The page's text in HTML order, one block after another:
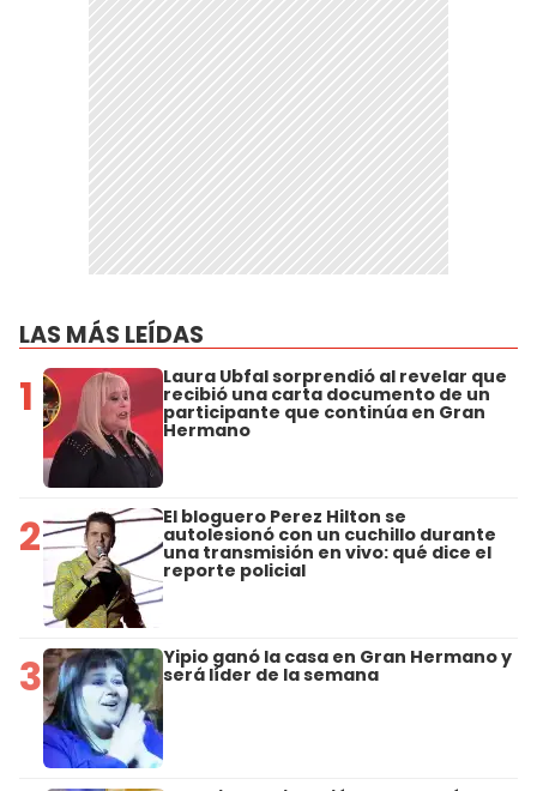
LAS MÁS LEÍDAS
1 Laura Ubfal sorprendió al revelar que
recibió una carta documento de un
participante que continúa en Gran
Hermano
2 El bloguero Perez Hilton se
autolesionó con un cuchillo durante
una transmisión en vivo: qué dice el
reporte policial
3 Yipio ganó la casa en Gran Hermano y
será líder de la semana